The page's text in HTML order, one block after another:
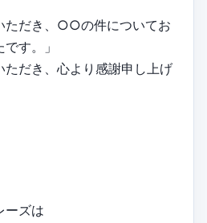
ただき、○○の件についてお
す。」
ただき、心より感謝申し上げ
ーズは